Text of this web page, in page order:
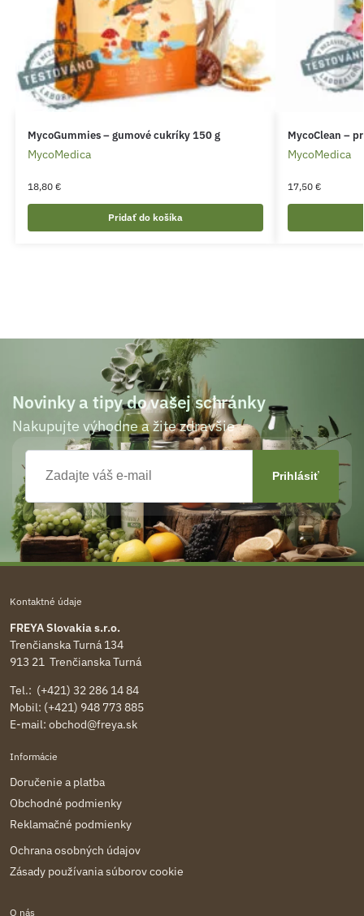
MycoGummies – gumové cukríky 150 g
MycoMedica
18,80 €
Pridať do košíka
MycoClean –
MycoMedica
17,50 €
Novinky a tipy do vašej schránky
Nakupujte výhodne a žite zdravšie
Kontaktné údaje
FREYA Slovakia s.r.o.
Trenčianska Turná 134
913 21 Trenčianska Turná
Tel.: (+421) 32 286 14 84
Mobil: (+421) 948 773 885
E-mail: obchod@freya.sk
Informácie
Doručenie a platba
Obchodné podmienky
Reklamačné podmienky
Ochrana osobných údajov
Zásady používania súborov cookie
O nás